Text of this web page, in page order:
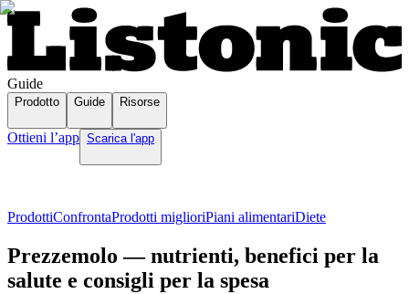
Guide
Prodotto Guide Risorse
Ottieni l’app Scarica l'app
ProdottiConfrontaProdotti miglioriPiani alimentariDiete
Prezzemolo — nutrienti, benefici per la
salute e consigli per la spesa